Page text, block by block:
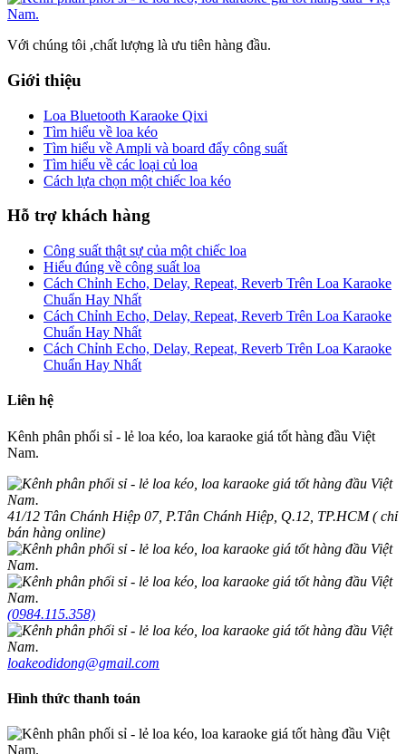
Với chúng tôi ,chất lượng là ưu tiên hàng đầu.
Giới thiệu
Loa Bluetooth Karaoke Qixi
Tìm hiểu về loa kéo
Tìm hiểu về Ampli và board đẩy công suất
Tìm hiểu về các loại củ loa
Cách lựa chọn một chiếc loa kéo
Hỗ trợ khách hàng
Công suất thật sự của một chiếc loa
Hiểu đúng về công suất loa
Cách Chỉnh Echo, Delay, Repeat, Reverb Trên Loa Karaoke
Chuẩn Hay Nhất
Cách Chỉnh Echo, Delay, Repeat, Reverb Trên Loa Karaoke
Chuẩn Hay Nhất
Cách Chỉnh Echo, Delay, Repeat, Reverb Trên Loa Karaoke
Chuẩn Hay Nhất
Liên hệ
Kênh phân phối sỉ - lẻ loa kéo, loa karaoke giá tốt hàng đầu Việt
Nam.
41/12 Tân Chánh Hiệp 07, P.Tân Chánh Hiệp, Q.12, TP.HCM ( chỉ
bán hàng online)
(0984.115.358)
loakeodidong@gmail.com
Hình thức thanh toán